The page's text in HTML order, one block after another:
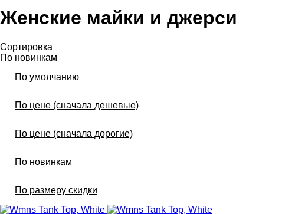
Женские майки и джерси
Сортировка
По новинкам
По умолчанию
По цене (сначала дешевые)
По цене (сначала дорогие)
По новинкам
По размеру скидки